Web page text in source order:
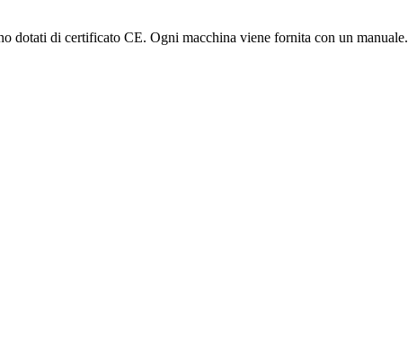
dotati di certificato CE. Ogni macchina viene fornita con un manuale.